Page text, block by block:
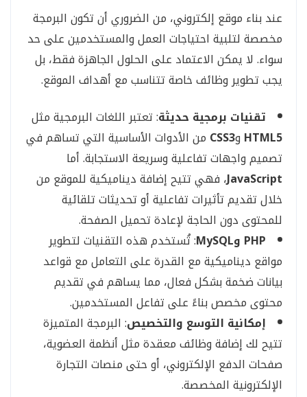
عند بناء موقع إلكتروني، من الضروري أن تكون البرمجة
مخصصة لتلبية احتياجات العمل والمستخدمين على حد
سواء. لا يمكن الاعتماد على الحلول الجاهزة فقط، بل
يجب تطوير وظائف خاصة تتناسب مع أهداف الموقع.
تقنيات برمجية حديثة: تعتبر اللغات البرمجية مثل
HTML5 وCSS3 من الأدوات الأساسية التي تساهم في
تصميم واجهات تفاعلية وسريعة الاستجابة. أما
JavaScript، فهي تتيح إضافة ديناميكية للموقع من
خلال تقديم تأثيرات تفاعلية أو تحديثات تلقائية
للمحتوى دون الحاجة لإعادة تحميل الصفحة.
PHP وMySQL
: تُستخدم هذه التقنيات لتطوير
مواقع ديناميكية مع القدرة على التعامل مع قواعد
بيانات ضخمة بشكل فعال، مما يساهم في تقديم
محتوى مخصص بناءً على تفاعل المستخدمين.
إمكانية التوسع والتخصيص: البرمجة المتميزة
تتيح لك إضافة وظائف معقدة مثل أنظمة العضوية،
صفحات الدفع الإلكتروني، أو حتى منصات التجارة
الإلكترونية المخصصة.